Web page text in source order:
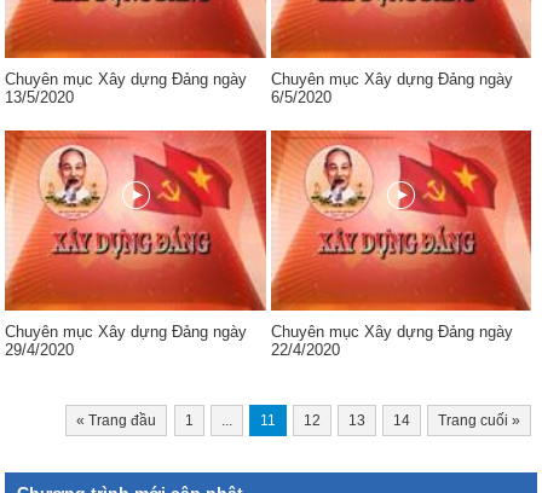
Chuyên mục Xây dựng Đảng ngày
13/5/2020
Chuyên mục Xây dựng Đảng ngày
6/5/2020
Chuyên mục Xây dựng Đảng ngày
29/4/2020
Chuyên mục Xây dựng Đảng ngày
22/4/2020
« Trang đầu 1 11 12 13 14 Trang cuối »